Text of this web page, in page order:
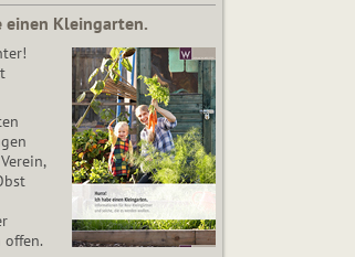
einen Kleingarten.
offen.